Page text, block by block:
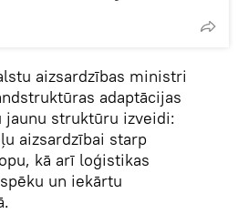
aizsardzības ministri
adaptācijas
jaunu struktūru izveidi:
aizsardzībai starp
kā arī loģistikas
un iekārtu